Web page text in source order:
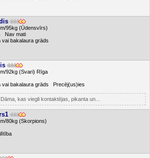
95kg (Ūdensvīrs)
Nav mati
vai bakalaura grāds
92kg (Svari) Rīga
vai bakalaura grāds Precēj(us)ies
Dāma, kas viegli kontaktējas, pikanta un...
80kg (Skorpions)